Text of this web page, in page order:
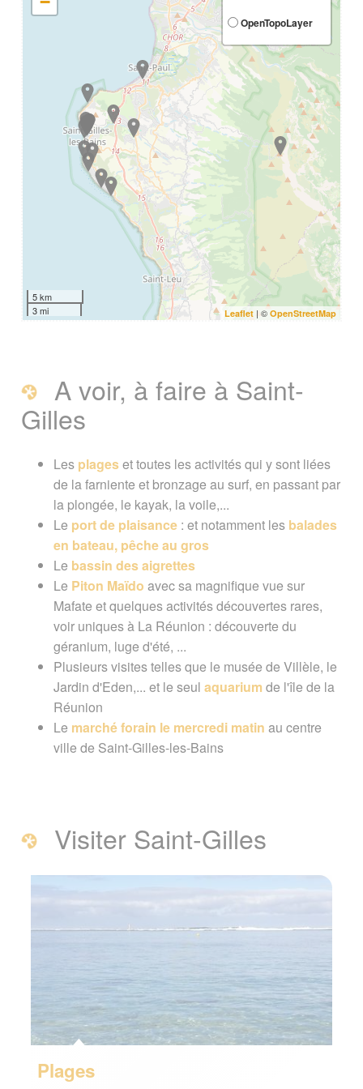
OpenTopoLayer
5 km
3 mi
Leaflet | ©OpenStreetMap
A voir, à faire à Saint-
Gilles
Les plageset toutes les activités qui y sont liées
de la farniente et bronzage au surf, en passant par
la plongée, le kayak, la voile,...
Le port de plaisance: et notamment les balades
en bateau, pêche au gros
Le bassin des aigrettes
Le Piton Maïdo avec sa magnifique vue sur
Mafate et quelques activités découvertes rares,
voir uniques à La Réunion : découverte du
géranium, luge d'été, ...
Plusieurs visites telles que le musée de Villèle, le
Jardin d'Eden,... et le seul aquarium de l'île de la
Réunion
Le marché forain le mercredi matin au centre
ville de Saint-Gilles-les-Bains
Visiter Saint-Gilles
Plages